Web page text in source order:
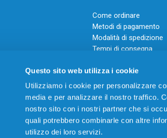
Questo sito web utilizza i cookie
Utilizziamo i cookie per personalizzare
media e per analizzare il nostro traffico.
nostro sito con i nostri partner che si
quali potrebbero combinarle con altre
utilizzo dei loro servizi.
Dropship
Come ordinare
Metodi di pagamento
Modalità di spedizione
Tempi di consegna